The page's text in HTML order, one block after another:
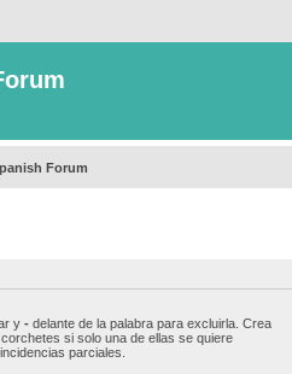
Forum
y - delante de la palabra para excluirla. Crea
si solo una de ellas se quiere
parciales.